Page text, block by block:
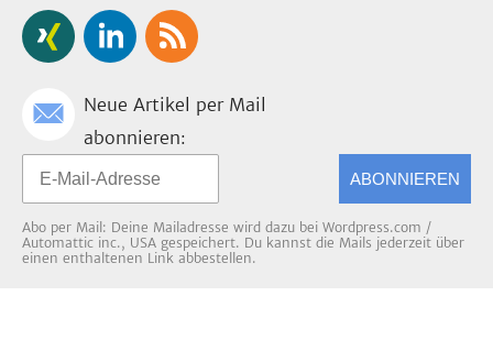
Neue Artikel per Mail
abonnieren:
ABONNIEREN
Abo per Mail: Deine Mailadresse wird dazu bei Wordpress.com /
Automattic inc., USA gespeichert. Du kannst die Mails jederzeit über
einen enthaltenen Link abbestellen.